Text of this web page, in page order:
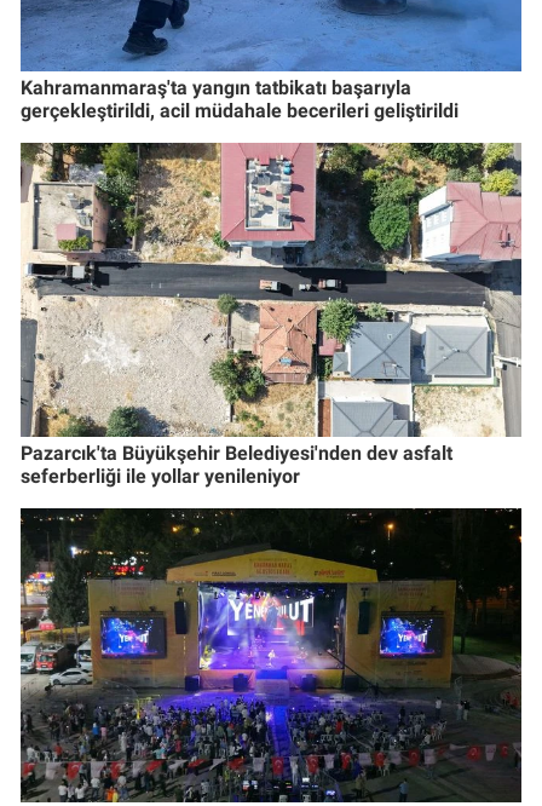
Kahramanmaraş'ta yangın tatbikatı başarıyla
gerçekleştirildi, acil müdahale becerileri geliştirildi
Pazarcık'ta Büyükşehir Belediyesi'nden dev asfalt
seferberliği ile yollar yenileniyor